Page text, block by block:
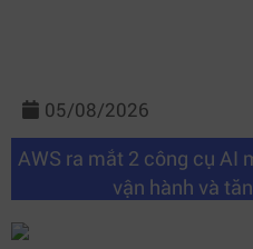
05/08/2026
AWS ra mắt 2 công cụ AI
vận hành và